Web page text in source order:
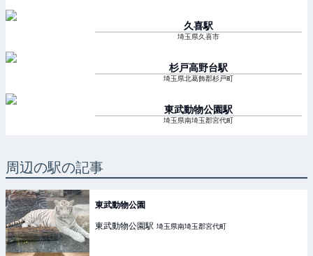
久喜駅
埼玉県久喜市
杉戸高野台駅
埼玉県北葛飾郡杉戸町
東武動物公園駅
埼玉県南埼玉郡宮代町
周辺の駅の記事
東武動物公園
東武動物公園駅 埼玉県南埼玉郡宮代町